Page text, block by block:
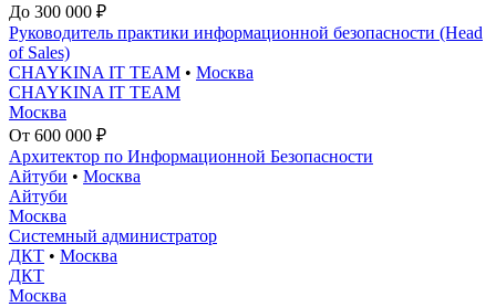
До 300 000 ₽
Руководитель практики информационной безопасности (Head
of Sales)
CHAYKINA IT TEAM • Москва
CHAYKINA IT TEAM
Москва
От 600 000 ₽
Архитектор по Информационной Безопасности
Айтуби • Москва
Айтуби
Москва
Системный администратор
ДКТ • Москва
ДКТ
Москва